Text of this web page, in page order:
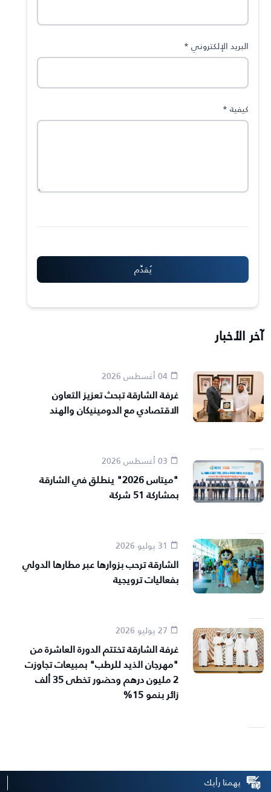
البريد الإلكتروني *
كيفية *
آخر الأخبار
04 أغسطس 2026
غرفة الشارقة تبحث تعزيز التعاون
الاقتصادي مع الدومينيكان والهند
"ميتاس 2026" ينطلق في الشارقة
بمشاركة 51 شركة
الشارقة ترحب بزوارها عبر مطارها الدولي
بفعاليات ترويجية
غرفة الشارقة تختتم الدورة العاشرة من
"مهرجان الذيد للرطب" بمبيعات تجاوزت
2 مليون درهم وحضور تخطى 35 ألف
زائر بنمو 15%
يهمنا رأيك